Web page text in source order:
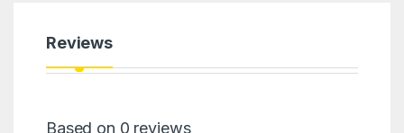
Reviews
Based on 0 reviews